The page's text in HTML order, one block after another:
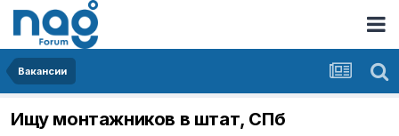
Вакансии
Ищу монтажников в штат, СПб